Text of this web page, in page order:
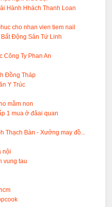
Hành Hhách Thanh Loan
cho nhan vien tiem nail
Động Sản Tứ Linh
Công Ty Phan An
Đồng Tháp
Y Trúc
mầm non
1 mua ở đâai quan
Thạch Bàn - Xưởng may đồ...
nội
vung tau